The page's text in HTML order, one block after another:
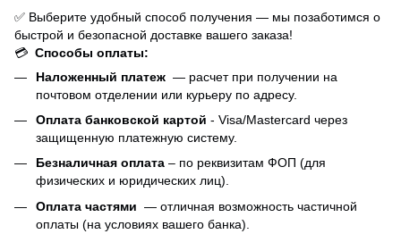
✅ Выберите удобный способ получения — мы позаботимся о
быстрой и безопасной доставке вашего заказа!
💳 Способы оплаты:
Наложенный платеж — расчет при получении на
почтовом отделении или курьеру по адресу.
Оплата банковской картой - Visa/Mastercard через
защищенную платежную систему.
Безналичная оплата – по реквизитам ФОП (для
физических и юридических лиц).
Оплата частями — отличная возможность частичной
оплаты (на условиях вашего банка).